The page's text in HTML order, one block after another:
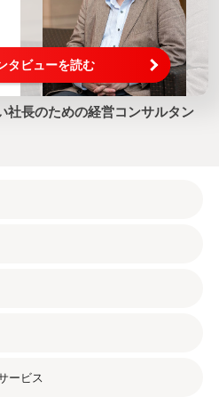
タビューを読む
社長のための経営コンサルタン
ービス